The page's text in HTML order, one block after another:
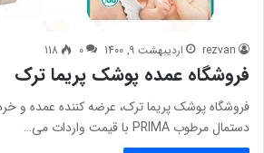
rezvan اردیبهشت 9, 1400 0
118
فروشگاه عمده پوشک پریما ترک
فروشگاه پوشک پریما ترک، عرضه کننده عمده و
دستمال مرطوب PRIMA با قیمت واردات می…